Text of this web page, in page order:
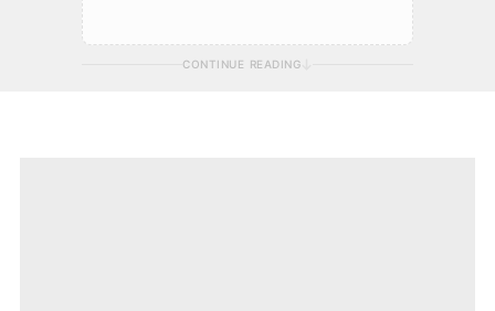
CONTINUE READING